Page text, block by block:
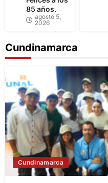
85 años.
agosto 5,
2026
Cundinamarca
Cundinamarca